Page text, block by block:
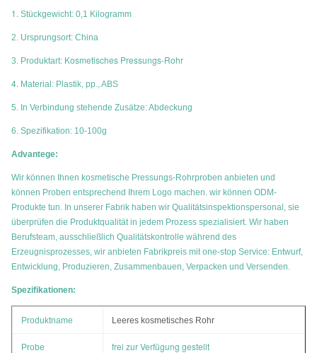
1. Stückgewicht: 0,1 Kilogramm
2. Ursprungsort: China
3. Produktart: Kosmetisches Pressungs-Rohr
4. Material: Plastik, pp., ABS
5. In Verbindung stehende Zusätze: Abdeckung
6. Spezifikation: 10-100g
Advantege:
Wir können Ihnen kosmetische Pressungs-Rohrproben anbieten und
können Proben entsprechend Ihrem Logo machen. wir können ODM-
Produkte tun. In unserer Fabrik haben wir Qualitätsinspektionspersonal, sie
überprüfen die Produktqualität in jedem Prozess spezialisiert. Wir haben
Berufsteam, ausschließlich Qualitätskontrolle während des
Erzeugnisprozesses, wir anbieten Fabrikpreis mit one-stop Service: Entwurf,
Entwicklung, Produzieren, Zusammenbauen, Verpacken und Versenden.
Spezifikationen:
Produktname Leeres kosmetisches Rohr
Probe frei zur Verfügung gestellt